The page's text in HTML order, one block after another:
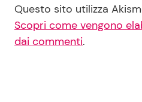
Questo sito utilizza
Scopri come vengono
dai commenti.